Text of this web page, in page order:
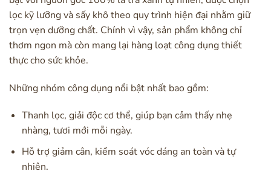
lọc kỹ lưỡng và sấy khô theo quy trình hiện đại nhằm giữ
trọn vẹn dưỡng chất. Chính vì vậy, sản phẩm không chỉ
thơm ngon mà còn mang lại hàng loạt công dụng thiết
thực cho sức khỏe.
Những nhóm công dụng nổi bật nhất bao gồm:
Thanh lọc, giải độc cơ thể, giúp bạn cảm thấy nhẹ
nhàng, tươi mới mỗi ngày.
Hỗ trợ giảm cân, kiểm soát vóc dáng an toàn và tự
nhiên.